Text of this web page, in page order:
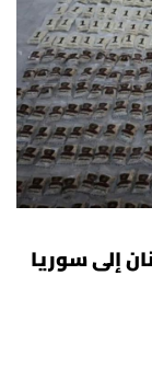
إلى سوريا